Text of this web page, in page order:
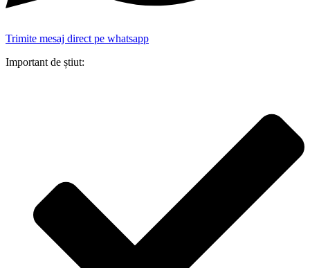
Trimite mesaj direct pe whatsapp
Important de știut: